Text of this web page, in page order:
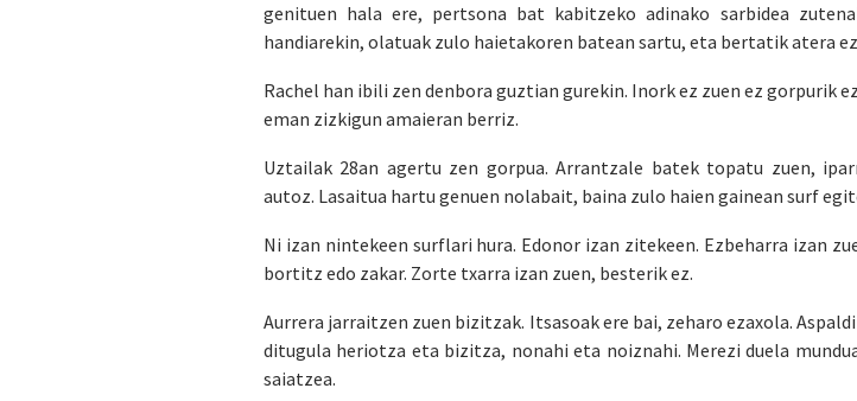
genituen hala ere, pertsona bat kabitzeko adinako sarbidea
handiarekin, olatuak zulo haietakoren batean sartu, eta bertatik atera
Rachel han ibili zen denbora guztian gurekin. Inork ez zuen ez gorpurik
eman zizkigun amaieran berriz.
Uztailak 28an agertu zen gorpua. Arrantzale batek topatu zuen,
autoz. Lasaitua hartu genuen nolabait, baina zulo haien gainean surf
Ni izan nintekeen surflari hura. Edonor izan zitekeen. Ezbeharra izan
bortitz edo zakar. Zorte txarra izan zuen, besterik ez.
Aurrera jarraitzen zuen bizitzak. Itsasoak ere bai, zeharo ezaxola.
ditugula heriotza eta bizitza, nonahi eta noiznahi. Merezi duela
saiatzea.